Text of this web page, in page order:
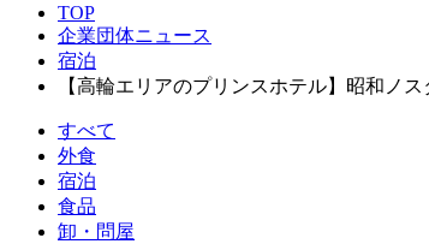
TOP
企業団体ニュース
宿泊
【高輪エリアのプリンスホテル】昭和ノ
すべて
外食
宿泊
食品
卸・問屋